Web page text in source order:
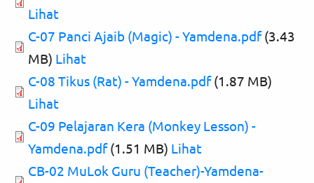
Lihat
C-07 Panci Ajaib (Magic) - Yamdena.pdf(3.43
MB) Lihat
C-08 Tikus (Rat) - Yamdena.pdf(1.87 MB)
Lihat
C-09 Pelajaran Kera (Monkey Lesson) -
Yamdena.pdf(1.51 MB) Lihat
CB-02 MuLok Guru (Teacher)-Yamdena-